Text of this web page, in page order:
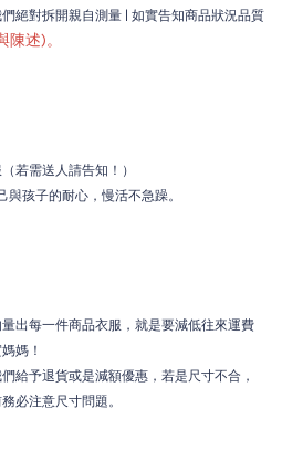
絕對拆開親自測量 | 如實告知商品狀況品質
述)。
若需送人請告知！）
孩子的耐心，慢活不急躁。
出每一件商品衣服，就是要減低往來運費
媽！
給予退貨或是減額優惠，若是尺寸不合，
必注意尺寸問題。